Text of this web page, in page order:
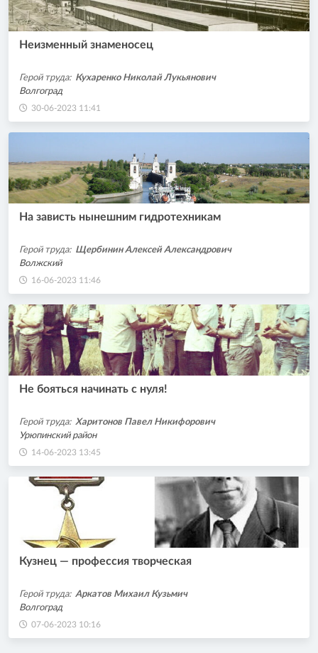
Неизменный знаменосец
Герой труда: Кухаренко Николай Лукьянович
Волгоград
30-06-2023 11:41
На зависть нынешним гидротехникам
Герой труда: Щербинин Алексей Александрович
Волжский
16-06-2023 11:46
Не бояться начинать с нуля!
Герой труда: Харитонов Павел Никифорович
Урюпинский район
14-06-2023 13:45
Кузнец — профессия творческая
Герой труда: Аркатов Михаил Кузьмич
Волгоград
07-06-2023 10:16